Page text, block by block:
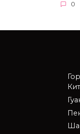
0